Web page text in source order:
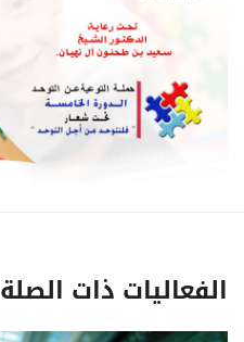
الفعاليات ذات الصلة